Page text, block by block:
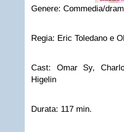
Genere: Commedia/
Regia: Eric Toledano e
Cast: Omar Sy,
Higelin
Durata: 117 min.